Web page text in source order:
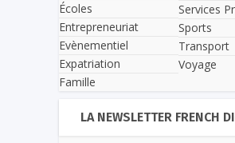
Écoles
Entrepreneuriat
Evènementiel
Expatriation
Famille
Services
Sports
Transport
Voyage
LA NEWSLETTER FRENCH